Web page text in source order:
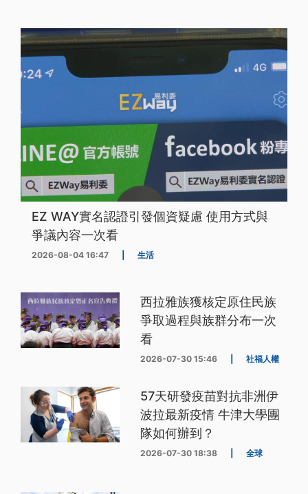
EZ WAY實名認證引發個資疑慮 使用方式與
爭議內容一次看
2026-08-04 16:47 生活
西拉雅族獲核定原住民族
爭取過程與族群分布一次
看
2026-07-30 15:46 社福人權
57天研發疫苗對抗非洲伊
波拉最新疫情 牛津大學團
隊如何辦到？
2026-07-30 18:38 全球